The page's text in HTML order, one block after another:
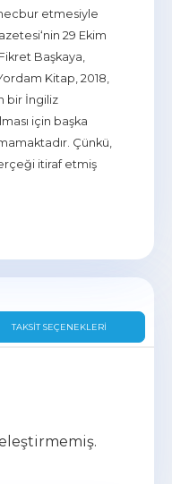
etmesiyle
29 Ekim
Başkaya,
Kitap, 2018,
bir İngiliz
için başka
Çünkü,
itiraf etmiş
TAKSIT SEÇENEKLERI